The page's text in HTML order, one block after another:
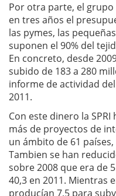
Por otra parte, el
en tres años el
las pymes, las
suponen el 90% del
En concreto, desde
subido de 183 a 280
informe de actividad
2011.
Con este dinero la
más de proyectos de
un ámbito de 61
Tambien se han
sobre 2008 que era de
40,3 en 2011. Mientras
producían 7,5 para